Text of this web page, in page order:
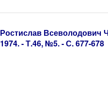
Ростислав Всеволодович
1974. - Т.46, №5. - С. 677-678